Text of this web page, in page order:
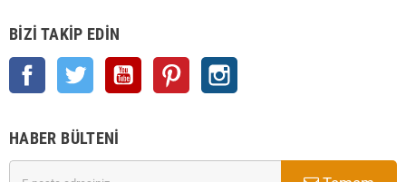
BIZI TAKIP EDIN
Facebook Twitter YouTube Pinterest
HABER BÜLTENI